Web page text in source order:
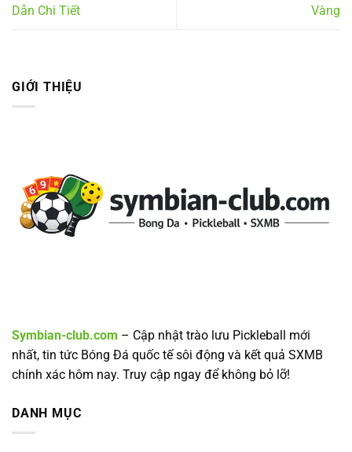
Dẫn Chi Tiết
Vàng
GIỚI THIỆU
Symbian-club.com – Cập nhật trào lưu Pickleball mới
nhất, tin tức Bóng Đá quốc tế sôi động và kết quả SXMB
chính xác hôm nay. Truy cập ngay để không bỏ lỡ!
DANH MỤC